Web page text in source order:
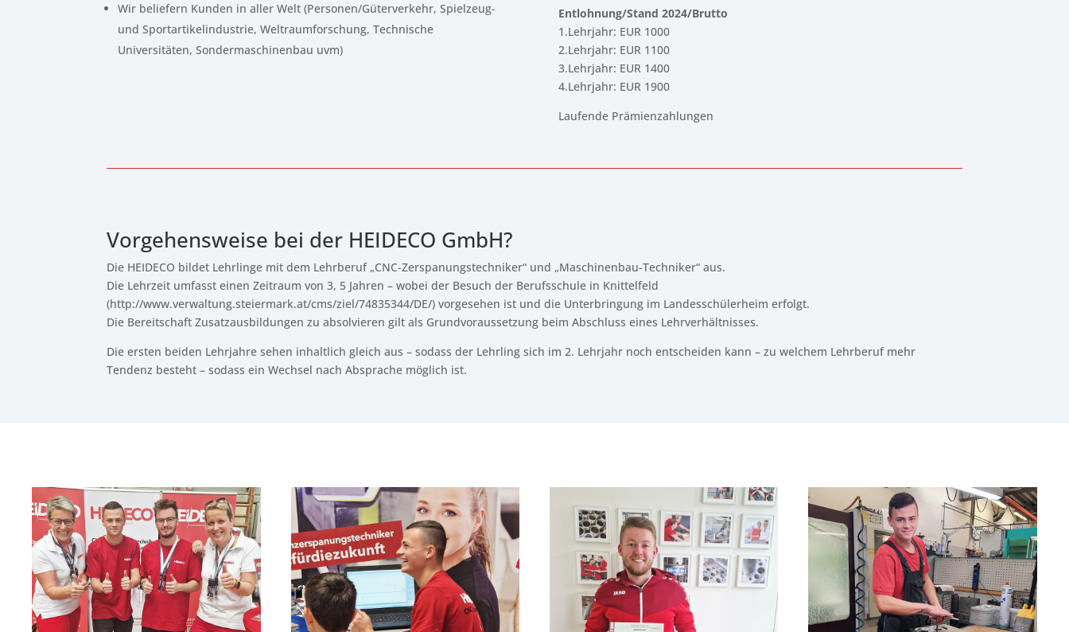
Wir beliefern Kunden in aller Welt (Personen/Güterverkehr, Spielzeug-
und Sportartikelindustrie, Weltraumforschung, Technische
Universitäten, Sondermaschinenbau uvm)
Entlohnung/Stand 2024/Brutto
1.Lehrjahr: EUR 1000
2.Lehrjahr: EUR 1100
3.Lehrjahr: EUR 1400
4.Lehrjahr: EUR 1900
Laufende Prämienzahlungen
Vorgehensweise bei der HEIDECO GmbH?
Die HEIDECO bildet Lehrlinge mit dem Lehrberuf „CNC-Zerspanungstechniker“ und „Maschinenbau-Techniker“ aus.
Die Lehrzeit umfasst einen Zeitraum von 3, 5 Jahren – wobei der Besuch der Berufsschule in Knittelfeld
(http://www.verwaltung.steiermark.at/cms/ziel/74835344/DE/) vorgesehen ist und die Unterbringung im Landesschülerheim erfolgt.
Die Bereitschaft Zusatzausbildungen zu absolvieren gilt als Grundvoraussetzung beim Abschluss eines Lehrverhältnisses.
Die ersten beiden Lehrjahre sehen inhaltlich gleich aus – sodass der Lehrling sich im 2. Lehrjahr noch entscheiden kann – zu welchem Lehrberuf mehr
Tendenz besteht – sodass ein Wechsel nach Absprache möglich ist.